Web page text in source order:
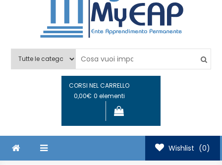
Agenzia MyEAP
CORSI NEL CARRELLO
0,00€ 0 elementi
Wishlist (0)